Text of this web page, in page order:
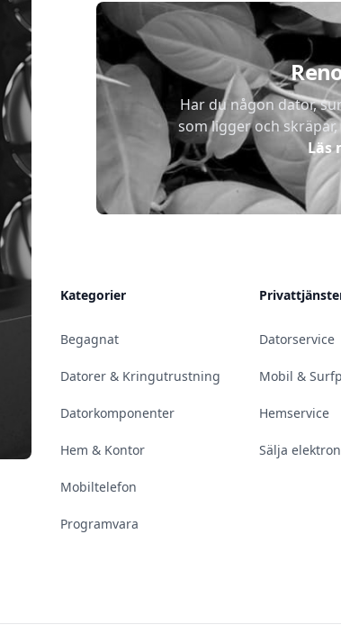
Har du någon dator,
som ligger och
Läs
Kategorier
Begagnat
Datorer & Kringutrustning
Datorkomponenter
Hem & Kontor
Mobiltelefon
Programvara
Datorservice
Mobil &
Hemservice
Sälja